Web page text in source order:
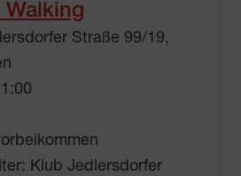
Walking
Straße 99/19,
Klub Jedlersdorfer